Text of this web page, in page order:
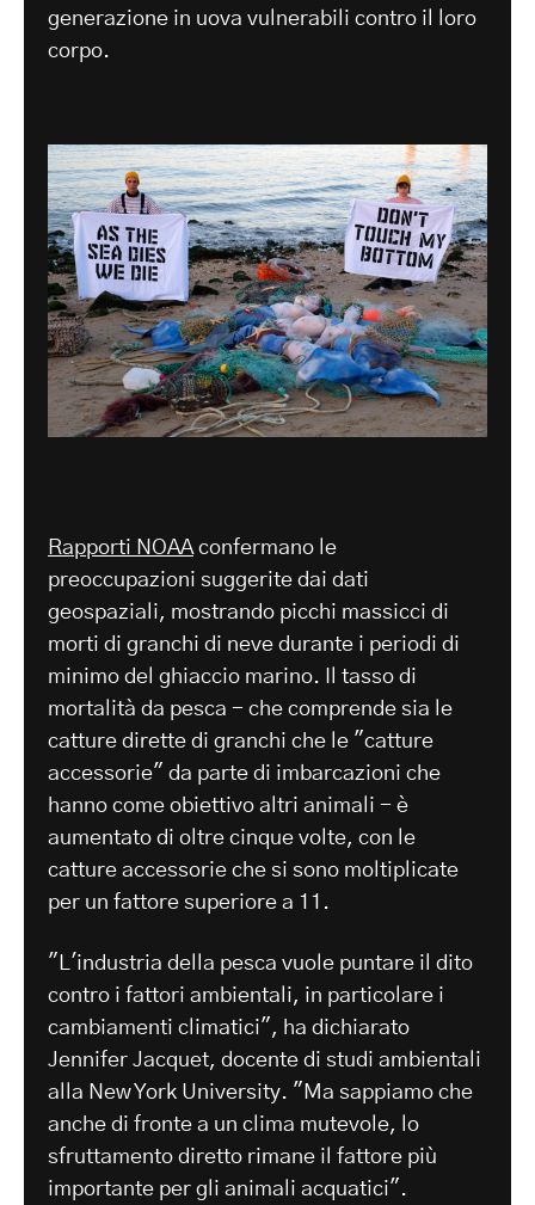
generazione in uova vulnerabili contro il loro
corpo.
Rapporti NOAAconfermano le
preoccupazioni suggerite dai dati
geospaziali, mostrando picchi massicci di
morti di granchi di neve durante i periodi di
minimo del ghiaccio marino. Il tasso di
mortalità da pesca - che comprende sia le
catture dirette di granchi che le "catture
accessorie" da parte di imbarcazioni che
hanno come obiettivo altri animali - è
aumentato di oltre cinque volte, con le
catture accessorie che si sono moltiplicate
per un fattore superiore a 11.
"L'industria della pesca vuole puntare il dito
contro i fattori ambientali, in particolare i
cambiamenti climatici", ha dichiarato
Jennifer Jacquet, docente di studi ambientali
alla New York University. "Ma sappiamo che
anche di fronte a un clima mutevole, lo
sfruttamento diretto rimane il fattore più
importante per gli animali acquatici".